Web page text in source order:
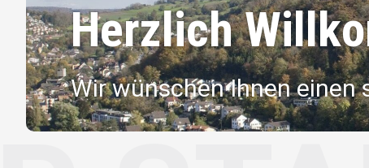
Herzlich
Wir wünschen Ihnen einen